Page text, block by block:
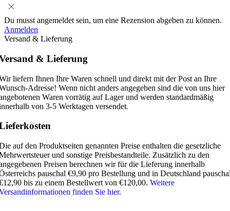
Du musst angemeldet sein, um eine Rezension abgeben zu können.
Anmelden
Versand & Lieferung
& Lieferung
liefern Ihnen Ihre Waren schnell und direkt mit der Post an Ihre
Adresse! Wenn nicht anders angegeben sind die von uns hier
Waren vorrätig auf Lager und werden standardmäßig
von 3-5 Werktagen versendet.
auf den Produktseiten genannten Preise enthalten die gesetzliche
und sonstige Preisbestandteile. Zusätzlich zu den
Preisen berechnen wir für die Lieferung innerhalb
pauschal €9,90 pro Bestellung und in Deutschland
bis zu einem Bestellwert von €120,00. Weitere
finden Sie hier.